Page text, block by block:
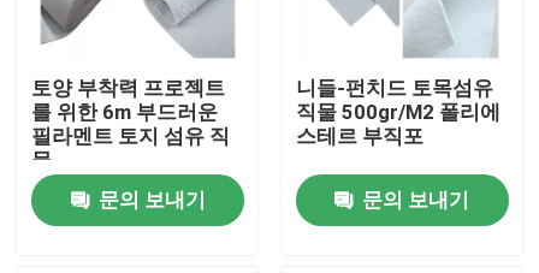
홈
토양 부착력 프로젝트
를 위한 6m 부드러운
필라멘트 토지 섬유 직
물
문의 보내기
니들-펀치드 토목섬유
직물 500gr/M2 폴리에
스테르 부직포
문의 보내기